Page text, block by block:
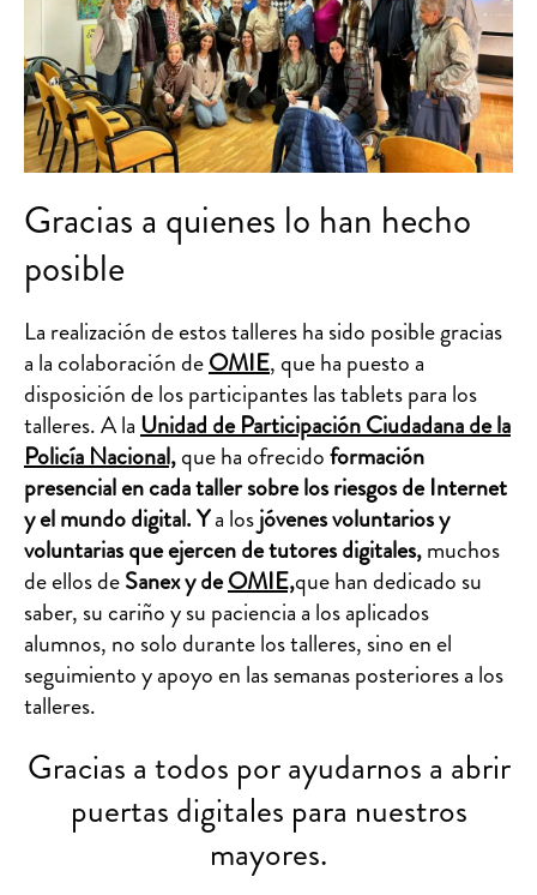
Gracias a quienes lo han hecho
posible
La realización de estos talleres ha sido posible gracias
a la colaboración deOMIE, que ha puesto a
disposición de los participantes las tablets para los
talleres. A laUnidad de Participación Ciudadana de la
Policía Nacional,que ha ofrecidoformación
presencial en cada taller sobre los riesgos de Internet
y el mundo digital. Ya losjóvenes voluntarios y
voluntarias que ejercen de tutores digitales,muchos
de ellos deSanex y deOMIE,que han dedicado su
saber, su cariño y su paciencia a los aplicados
alumnos, no solo durante los talleres, sino en el
seguimiento y apoyo en las semanas posteriores a los
talleres.
Gracias a todos por ayudarnos a abrir
puertas digitales para nuestros
mayores.